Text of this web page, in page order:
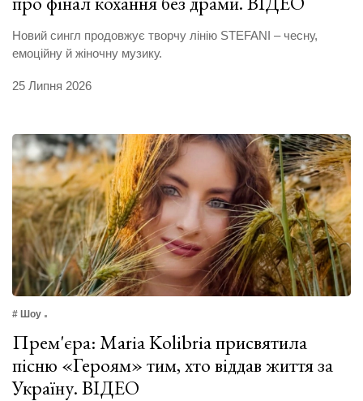
Новий сингл продовжує творчу лінію STEFANI – чесну,
емоційну й жіночну музику.
25 Липня 2026
# Шоу
Прем'єра: Maria Kolibria присвятила
пісню «Героям» тим, хто віддав життя за
Україну. ВІДЕО